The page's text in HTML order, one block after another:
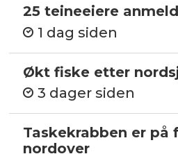
25 teineeiere
1 dag siden
Økt fiske etter
3 dager siden
Taskekrabben er på
nordover